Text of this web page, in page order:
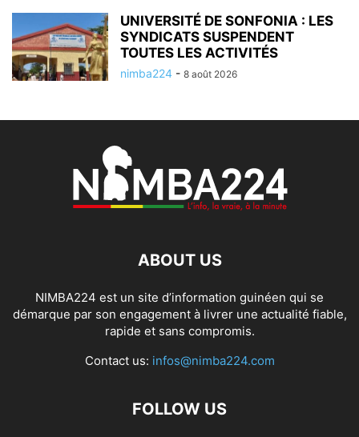
UNIVERSITÉ DE SONFONIA : LES
SYNDICATS SUSPENDENT
TOUTES LES ACTIVITÉS
nimba224 - 8 août 2026
ABOUT US
NIMBA224 est un site d’information guinéen qui se
démarque par son engagement à livrer une actualité fiable,
rapide et sans compromis.
Contact us: infos@nimba224.com
FOLLOW US